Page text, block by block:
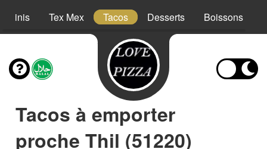
Tex Mex Tacos Desserts Boissons
Tacos à emporter
proche Thil (51220)